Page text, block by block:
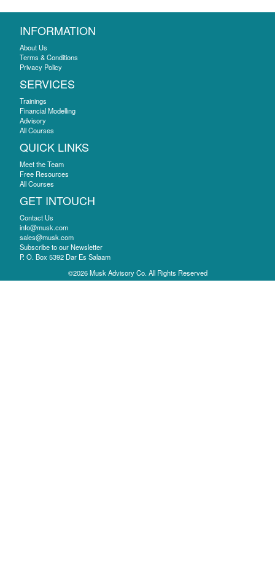
INFORMATION
About Us
Terms & Conditions
Privacy Policy
SERVICES
Trainings
Financial Modelling
Advisory
All Courses
QUICK LINKS
Meet the Team
Free Resources
All Courses
GET INTOUCH
Contact Us
info@musk.com
sales@musk.com
Subscribe to our Newsletter
P. O. Box 5392 Dar Es Salaam
©2026 Musk Advisory Co. All Rights Reserved